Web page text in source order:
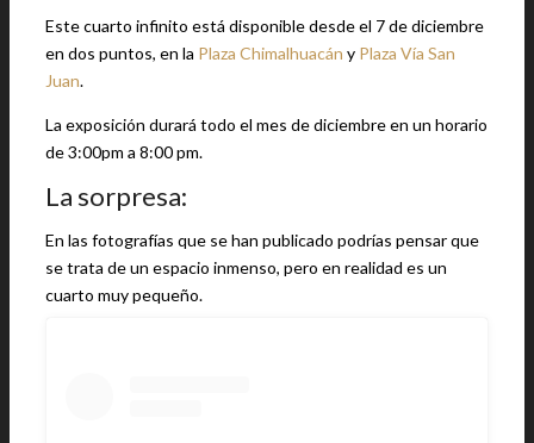
Este cuarto infinito está disponible desde el 7 de diciembre
en dos puntos, en la Plaza Chimalhuacán y Plaza Vía San
Juan.
La exposición durará todo el mes de diciembre en un horario
de 3:00pm a 8:00 pm.
La sorpresa:
En las fotografías que se han publicado podrías pensar que
se trata de un espacio inmenso, pero en realidad es un
cuarto muy pequeño.